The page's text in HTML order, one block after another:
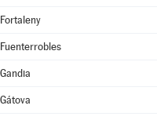
Fortaleny
Fuenterrobles
Gandia
Gátova